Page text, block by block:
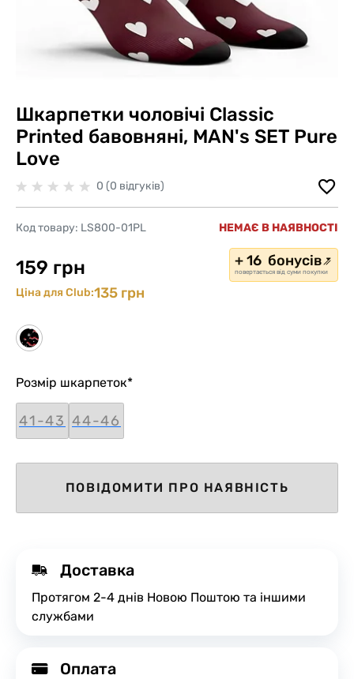
Шкарпетки чоловічі Classic
Printed бавовняні, MAN's SET Pure
Love
0 (0 відгуків)
Код товару: LS800-01PL НЕМАЄ В НАЯВНОСТІ
159 грн + 16 бонусів
повертається від суми покупки
Ціна для Club:135 грн
Розмір шкарпеток*
41-43 44-46
ПОВІДОМИТИ ПРО НАЯВНІСТЬ
Доставка
Протягом 2-4 днів Новою Поштою та іншими
службами
Оплата